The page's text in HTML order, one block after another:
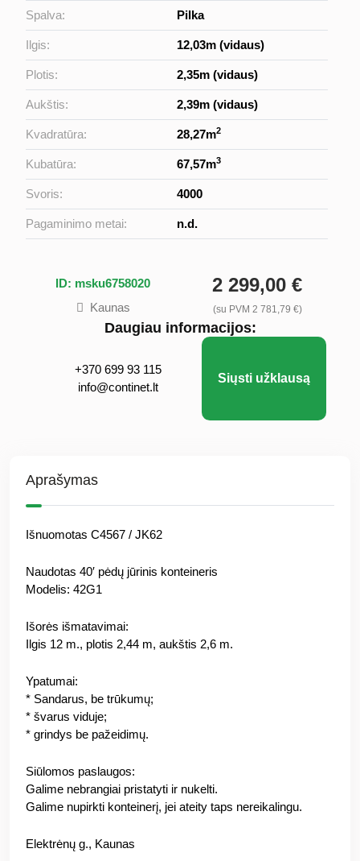
Spalva: Pilka
Ilgis: 12,03m (vidaus)
Plotis: 2,35m (vidaus)
Aukštis: 2,39m (vidaus)
Kvadratūra: 28,27m2
Kubatūra: 67,57m3
Svoris: 4000
Pagaminimo metai: n.d.
ID: msku6758020
Kaunas
2 299,00 €
(su PVM 2 781,79 €)
Daugiau informacijos:
+370 699 93 115
info@continet.lt
Siųsti užklausą
Aprašymas
Išnuomotas C4567 / JK62
Naudotas 40′ pėdų jūrinis konteineris
Modelis: 42G1
Išorės išmatavimai:
Ilgis 12 m., plotis 2,44 m, aukštis 2,6 m.
Ypatumai:
* Sandarus, be trūkumų;
* švarus viduje;
* grindys be pažeidimų.
Siūlomos paslaugos:
Galime nebrangiai pristatyti ir nukelti.
Galime nupirkti konteinerį, jei ateity taps nereikalingu.
Elektrėnų g., Kaunas